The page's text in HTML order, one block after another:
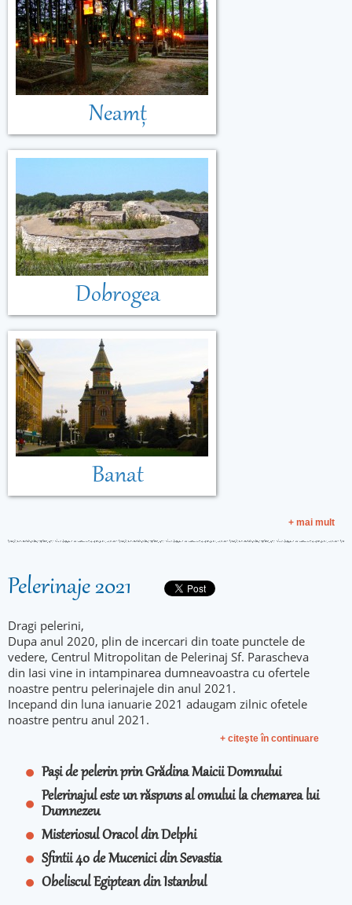
Neamț
Dobrogea
Banat
+ mai mult
Pelerinaje 2021
Dragi pelerini,
Dupa anul 2020, plin de incercari din toate punctele de
vedere, Centrul Mitropolitan de Pelerinaj Sf. Parascheva
din Iasi vine in intampinarea dumneavoastra cu ofertele
noastre pentru pelerinajele din anul 2021.
Incepand din luna ianuarie 2021 adaugam zilnic ofetele
noastre pentru anul 2021.
+ citeşte în continuare
Pași de pelerin prin Grădina Maicii Domnului
Pelerinajul este un răspuns al omului la chemarea lui
Dumnezeu
Misteriosul Oracol din Delphi
Sfintii 40 de Mucenici din Sevastia
Obeliscul Egiptean din Istanbul